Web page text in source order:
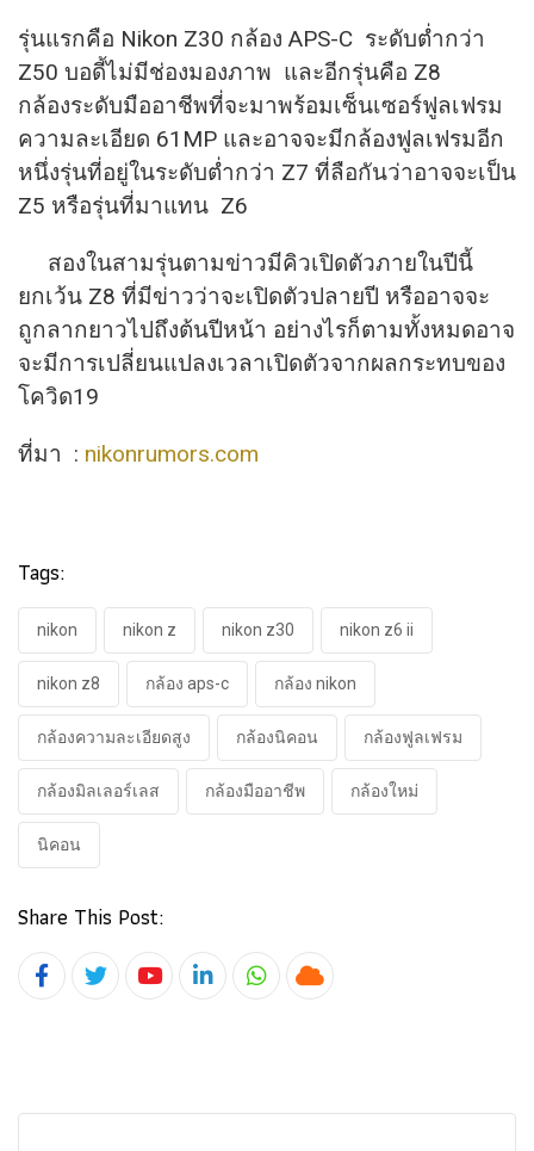
รุ่นแรกคือ Nikon Z30 กล้อง APS-C ระดับต่ำกว่า
Z50 บอดี้ไม่มีช่องมองภาพ และอีกรุ่นคือ Z8
กล้องระดับมืออาชีพที่จะมาพร้อมเซ็นเซอร์ฟูลเฟรม
ความละเอียด 61MP และอาจจะมีกล้องฟูลเฟรมอีก
หนึ่งรุ่นที่อยู่ในระดับต่ำกว่า Z7 ที่ลือกันว่าอาจจะเป็น
Z5 หรือรุ่นที่มาแทน Z6
สองในสามรุ่นตามข่าวมีคิวเปิดตัวภายในปีนี้
ยกเว้น Z8 ที่มีข่าวว่าจะเปิดตัวปลายปี หรืออาจจะ
ถูกลากยาวไปถึงต้นปีหน้า อย่างไรก็ตามทั้งหมดอาจ
จะมีการเปลี่ยนแปลงเวลาเปิดตัวจากผลกระทบของ
โควิด19
ที่มา : nikonrumors.com
Tags:
nikon nikon z nikon z30 nikon z6 ii
nikon z8 กล้อง aps-c กล้อง nikon
กล้องความละเอียดสูง กล้องนิคอน กล้องฟูลเฟรม
กล้องมิลเลอร์เลส กล้องมืออาชีพ กล้องใหม่
นิคอน
Share This Post:
YoutubeLinkedInWhatsapp
Cloud